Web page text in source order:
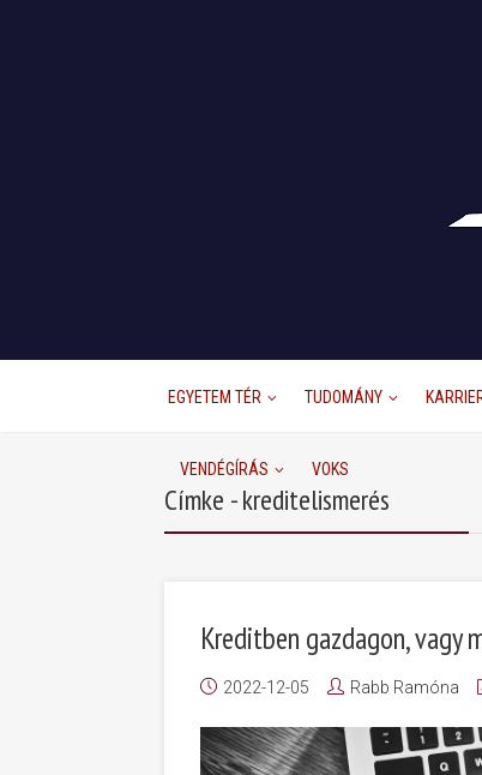
EGYETEM TÉR TUDOMÁNY
VENDÉGÍRÁS VOKS
Címke - kreditelismerés
Kreditben gazdagon, vagy
2022-12-05 Rabb Ramóna